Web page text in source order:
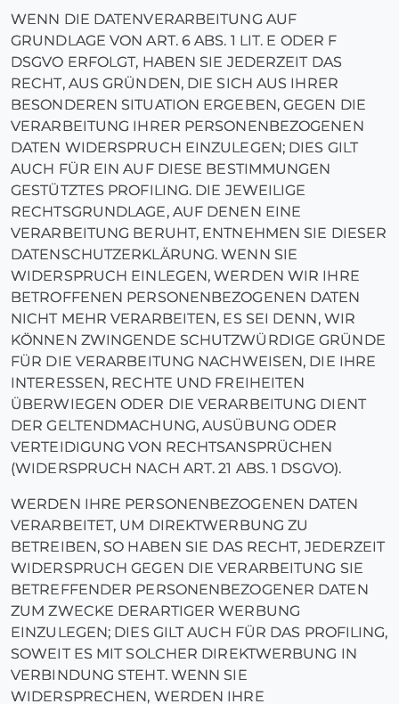
WENN DIE DATENVERARBEITUNG AUF
GRUNDLAGE VON ART. 6 ABS. 1 LIT. E ODER F
DSGVO ERFOLGT, HABEN SIE JEDERZEIT DAS
RECHT, AUS GRÜNDEN, DIE SICH AUS IHRER
BESONDEREN SITUATION ERGEBEN, GEGEN DIE
VERARBEITUNG IHRER PERSONENBEZOGENEN
DATEN WIDERSPRUCH EINZULEGEN; DIES GILT
AUCH FÜR EIN AUF DIESE BESTIMMUNGEN
GESTÜTZTES PROFILING. DIE JEWEILIGE
RECHTSGRUNDLAGE, AUF DENEN EINE
VERARBEITUNG BERUHT, ENTNEHMEN SIE DIESER
DATENSCHUTZERKLÄRUNG. WENN SIE
WIDERSPRUCH EINLEGEN, WERDEN WIR IHRE
BETROFFENEN PERSONENBEZOGENEN DATEN
NICHT MEHR VERARBEITEN, ES SEI DENN, WIR
KÖNNEN ZWINGENDE SCHUTZWÜRDIGE GRÜNDE
FÜR DIE VERARBEITUNG NACHWEISEN, DIE IHRE
INTERESSEN, RECHTE UND FREIHEITEN
ÜBERWIEGEN ODER DIE VERARBEITUNG DIENT
DER GELTENDMACHUNG, AUSÜBUNG ODER
VERTEIDIGUNG VON RECHTSANSPRÜCHEN
(WIDERSPRUCH NACH ART. 21 ABS. 1 DSGVO).
WERDEN IHRE PERSONENBEZOGENEN DATEN
VERARBEITET, UM DIREKTWERBUNG ZU
BETREIBEN, SO HABEN SIE DAS RECHT, JEDERZEIT
WIDERSPRUCH GEGEN DIE VERARBEITUNG SIE
BETREFFENDER PERSONENBEZOGENER DATEN
ZUM ZWECKE DERARTIGER WERBUNG
EINZULEGEN; DIES GILT AUCH FÜR DAS PROFILING,
SOWEIT ES MIT SOLCHER DIREKTWERBUNG IN
VERBINDUNG STEHT. WENN SIE
WIDERSPRECHEN, WERDEN IHRE